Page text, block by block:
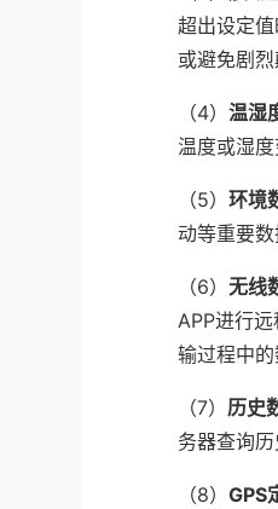
超出设定
或避免剧烈
（4）温湿
温度或湿
（5）环境
动等重要
（6）无线
APP进行
输过程中的
（7）历史
务器查询
（8）GPS